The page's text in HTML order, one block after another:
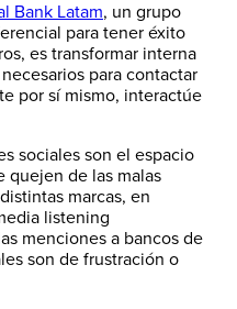
Bank Latam, un grupo
para tener éxito
es transformar interna
para contactar
por sí mismo, interactúe
sociales son el espacio
quejen de las malas
marcas, en
listening
menciones a bancos de
son de frustración o